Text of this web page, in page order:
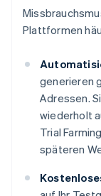
Plattformen
generieren
Adressen.
wiederholt
Trial
späteren